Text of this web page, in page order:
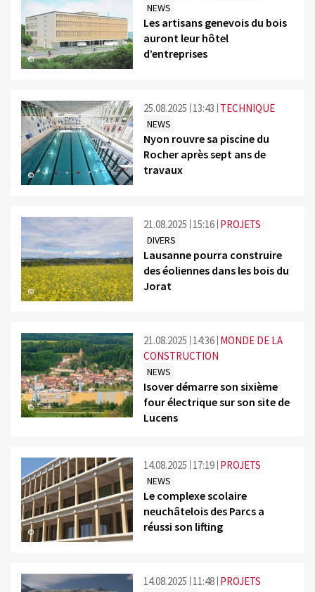
©
NEWS
Les artisans genevois du bois
auront leur hôtel
d’entreprises
©
25.08.2025 13:43 TECHNIQUE
NEWS
Nyon rouvre sa piscine du
Rocher après sept ans de
travaux
©
21.08.2025 15:16 PROJETS
DIVERS
Lausanne pourra construire
des éoliennes dans les bois du
Jorat
©
21.08.2025 14:36 MONDE DE LA
CONSTRUCTION
NEWS
Isover démarre son sixième
four électrique sur son site de
Lucens
©
14.08.2025 17:19 PROJETS
NEWS
Le complexe scolaire
neuchâtelois des Parcs a
réussi son lifting
14.08.2025 11:48 PROJETS